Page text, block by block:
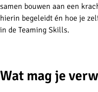
samen bouwen aan een
hierin begeleidt én hoe je
in de Teaming Skills.
Wat mag je